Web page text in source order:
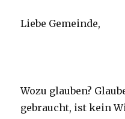
Liebe Gemeinde,
Wozu glauben?
gebraucht, ist kein